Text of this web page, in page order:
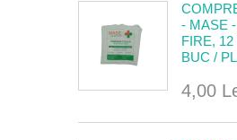
- MASE
FIRE,
BUC /
4,00